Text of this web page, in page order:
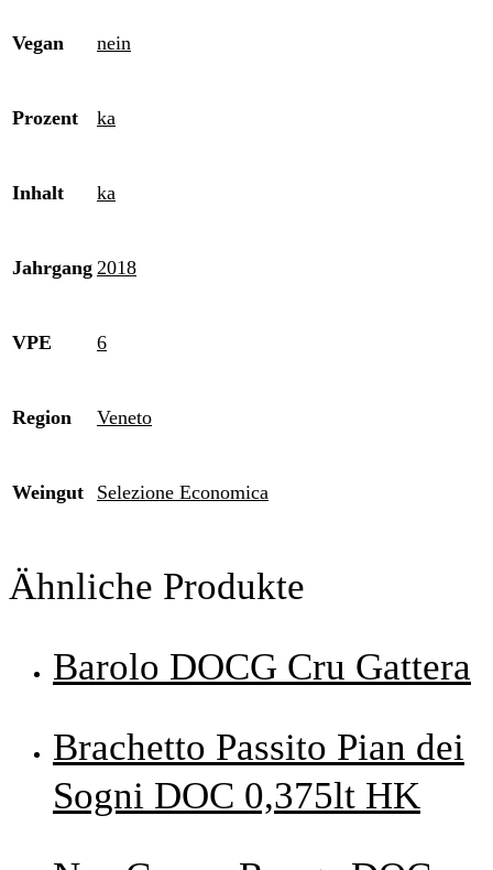
Vegan nein
Prozent ka
Inhalt ka
Jahrgang 2018
VPE 6
Region Veneto
Weingut Selezione Economica
Ähnliche Produkte
Barolo DOCG Cru Gattera
Brachetto Passito Pian dei
Sogni DOC 0,375lt HK